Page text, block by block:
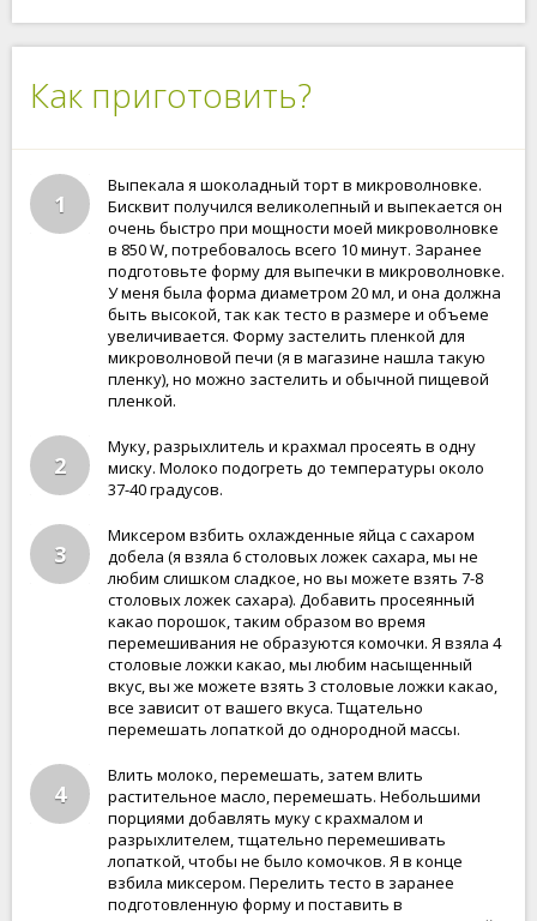
Как приготовить?
1
Выпекала я шоколадный торт в микроволновке.
Бисквит получился великолепный и выпекается он
очень быстро при мощности моей микроволновке
в 850 W, потребовалось всего 10 минут. Заранее
подготовьте форму для выпечки в микроволновке.
У меня была форма диаметром 20 мл, и она должна
быть высокой, так как тесто в размере и объеме
увеличивается. Форму застелить пленкой для
микроволновой печи (я в магазине нашла такую
пленку), но можно застелить и обычной пищевой
пленкой.
2
Муку, разрыхлитель и крахмал просеять в одну
миску. Молоко подогреть до температуры около
37-40 градусов.
3
Миксером взбить охлажденные яйца с сахаром
добела (я взяла 6 столовых ложек сахара, мы не
любим слишком сладкое, но вы можете взять 7-8
столовых ложек сахара). Добавить просеянный
какао порошок, таким образом во время
перемешивания не образуются комочки. Я взяла 4
столовые ложки какао, мы любим насыщенный
вкус, вы же можете взять 3 столовые ложки какао,
все зависит от вашего вкуса. Тщательно
перемешать лопаткой до однородной массы.
4
Влить молоко, перемешать, затем влить
растительное масло, перемешать. Небольшими
порциями добавлять муку с крахмалом и
разрыхлителем, тщательно перемешивать
лопаткой, чтобы не было комочков. Я в конце
взбила миксером. Перелить тесто в заранее
подготовленную форму и поставить в